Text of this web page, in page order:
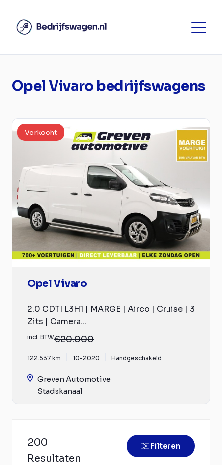
Opel Vivaro bedrijfswagens
Verkocht
Opel Vivaro
2.0 CDTI L3H1 | MARGE | Airco | Cruise | 3
Zits | Camera...
incl. BTW€20.000
122.537 km 10-2020 Handgeschakeld
Greven Automotive
Stadskanaal
200
Resultaten
Filteren